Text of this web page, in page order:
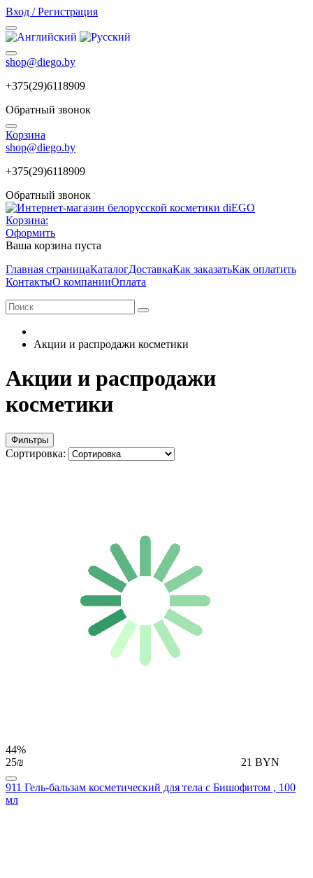
Вход / Регистрация
shop@diego.by
+375(29)6118909
Обратный звонок
Корзина
shop@diego.by
+375(29)6118909
Обратный звонок
Корзина:
Оформить
Ваша корзина пуста
Главная страницаКаталогДоставкаКак заказатьКак оплатить
КонтактыО компанииОплата
Акции и распродажи косметики
Акции и распродажи
косметики
Фильтры
Сортировка:
44%
25₪
21 BYN
911 Гель-бальзам косметический для тела с Бишофитом , 100
мл